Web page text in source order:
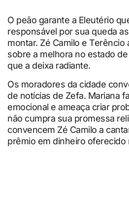
O peão garante a Eleutério
responsável por sua queda
montar. Zé Camilo e Terêncio
sobre a melhora no estado
que a deixa radiante.
Os moradores da cidade
de notícias de Zefa. Mariana
emocional e ameaça criar
não cumpra sua promessa
convencem Zé Camilo a
prêmio em dinheiro oferecido